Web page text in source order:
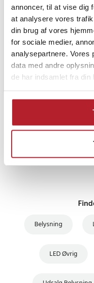
annoncer, til at vise dig
at analysere vores
din brug af vores
for sociale medier,
analysepartnere. Vores
data med andre
de har indsamlet fra din
Belysning
LED Øvrig